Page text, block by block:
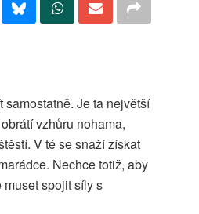
Je ta největší
vzhůru nohama,
V té se snaží získat
Nechce totiž, aby
spojit síly s